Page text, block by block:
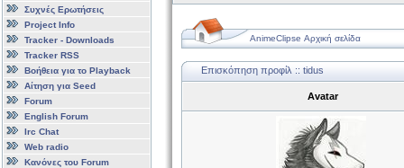
Συχνές Ερωτήσεις
Project Info
Tracker - Downloads
Tracker RSS
Βοήθεια για το Playback
Αίτηση για Seed
Forum
English Forum
Irc Chat
Web radio
Κανόνες του Forum
AnimeClipse Αρχική σελίδα
Επισκόπηση προφίλ :: tidus
Avatar